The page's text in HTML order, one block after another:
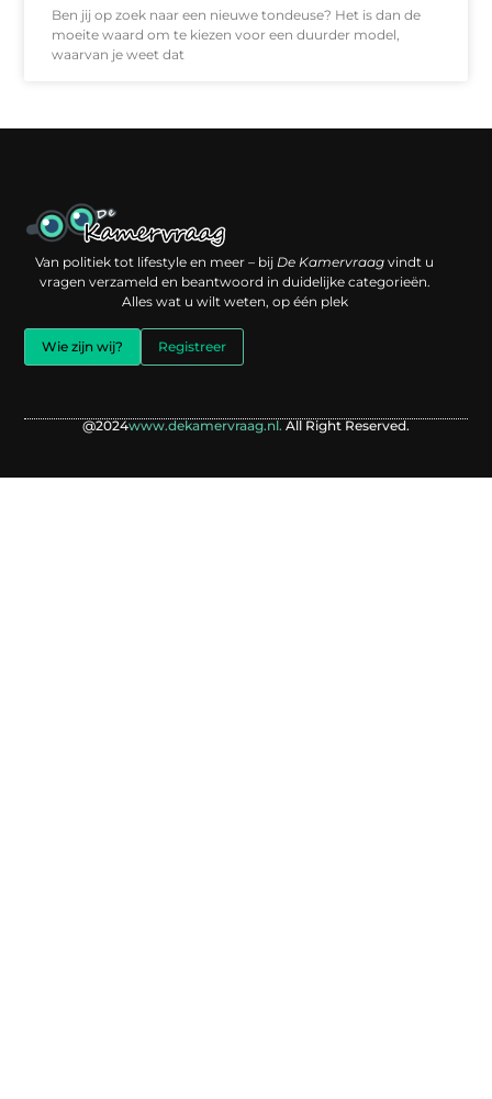
Ben jij op zoek naar een nieuwe tondeuse? Het is dan de
moeite waard om te kiezen voor een duurder model,
waarvan je weet dat
Van politiek tot lifestyle en meer – bijDe Kamervraag vindt u
vragen verzameld en beantwoord in duidelijke categorieën.
Alles wat u wilt weten, op één plek
Wie zijn wij? Registreer
@2024www.dekamervraag.nl. All Right Reserved.